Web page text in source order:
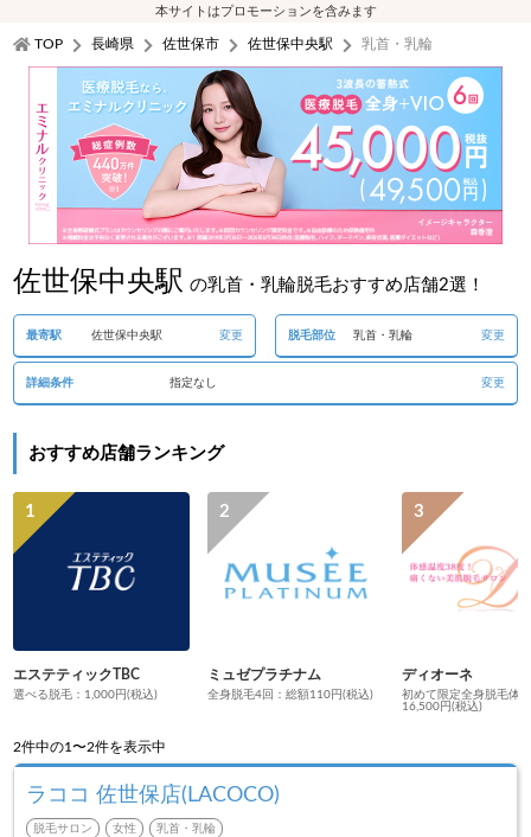
本サイトはプロモーションを含みます
TOP 長崎県 佐世保市 佐世保中央駅 乳首・乳輪
佐世保中央駅 の乳首・乳輪脱毛おすすめ店舗2選！
最寄駅 佐世保中央駅 変更 脱毛部位 乳首・乳輪 変更
詳細条件 指定なし 変更
おすすめ店舗ランキング
エステティックTBC
選べる脱毛：1,000円(税込)
ミュゼプラチナム
全身脱毛4回：総額110円(税込)
ディオーネ
初めて限定全身脱毛体
16,500円(税込)
2件中の1〜2件を表示中
ラココ 佐世保店(LACOCO)
脱毛サロン 女性 乳首・乳輪